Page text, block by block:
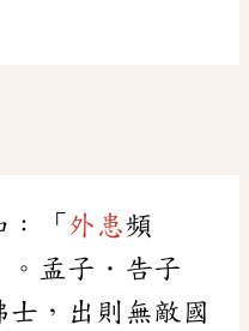
「 外患頻
。孟子．告子
，出則無敵國